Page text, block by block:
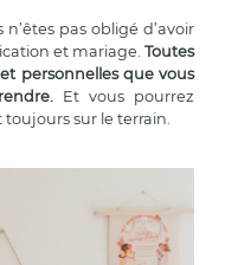
pas obligé d’avoir
et mariage. Toutes
personnelles que vous
Et vous pourrez
sur le terrain.